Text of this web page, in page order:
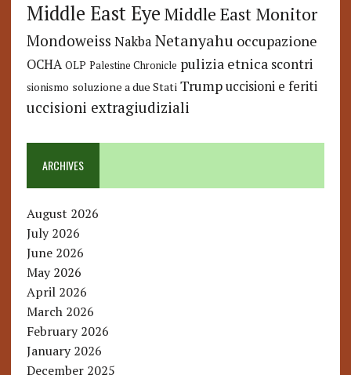
Middle East Eye Middle East Monitor
Mondoweiss Nakba Netanyahu occupazione
OCHA OLP Palestine Chronicle pulizia etnica scontri
sionismo soluzione a due Stati Trump uccisioni e feriti
uccisioni extragiudiziali
ARCHIVES
August 2026
July 2026
June 2026
May 2026
April 2026
March 2026
February 2026
January 2026
December 2025